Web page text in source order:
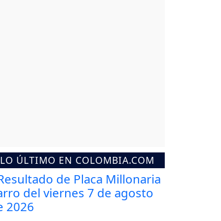
LO ÚLTIMO EN COLOMBIA.COM